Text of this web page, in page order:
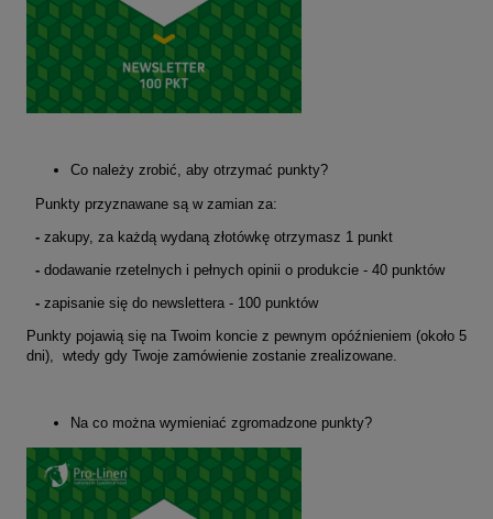
Co należy zrobić, aby otrzymać punkty?
Punkty przyznawane są w zamian za:
- zakupy, za każdą wydaną złotówkę otrzymasz 1 punkt
- dodawanie rzetelnych i pełnych opinii o produkcie - 40 punktów
- zapisanie się do newslettera - 100 punktów
Punkty pojawią się na Twoim koncie z pewnym opóźnieniem (około 5
dni), wtedy gdy Twoje zamówienie zostanie zrealizowane.
Na co można wymieniać zgromadzone punkty?